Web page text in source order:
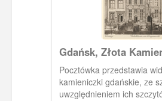
Gdańsk, Złota
Długim Targu
Pocztówka przedstawia
kamieniczki gdańskie, ze
uwzględnieniem ich